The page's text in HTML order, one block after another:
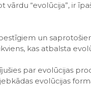
vārdu “evolūcija”, ir
un
kas atbalsta
par evolūcijas
evolūcijas